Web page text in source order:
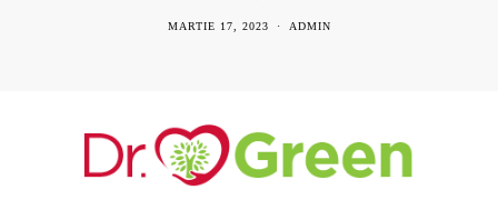
MARTIE 17, 2023 ADMIN